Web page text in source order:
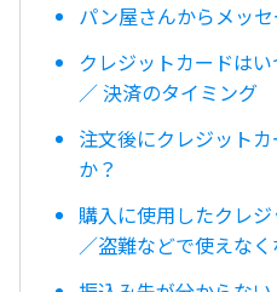
パン屋さんからメッ
クレジットカードは
／ 決済のタイミング
注文後にクレジット
か？
購入に使用したクレ
／盗難などで使えな